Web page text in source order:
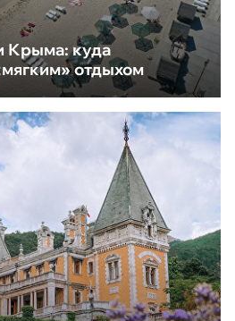
Крыма: куда
отдыхом